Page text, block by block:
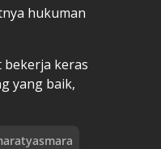
hukuman
bekerja keras
yang baik,